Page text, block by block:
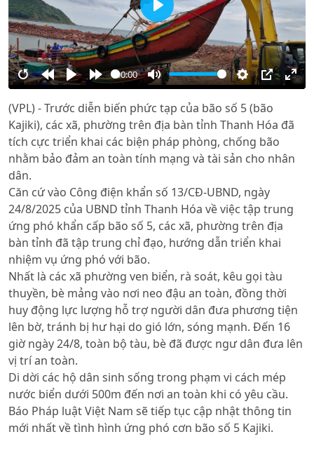
RestartRewind
10s
PlayForward
10s
00:00
Mute Settings
PIP
Play
(VPL) - Trước diễn biến phức tạp của bão số 5 (bão
Kajiki), các xã, phường trên địa bàn tỉnh Thanh Hóa đã
tích cực triển khai các biện pháp phòng, chống bão
nhằm bảo đảm an toàn tính mạng và tài sản cho nhân
dân.
Căn cứ vào Công điện khẩn số 13/CĐ-UBND, ngày
24/8/2025 của UBND tỉnh Thanh Hóa về việc tập trung
ứng phó khẩn cấp bão số 5, các xã, phường trên địa
bàn tỉnh đã tập trung chỉ đạo, hướng dẫn triển khai
nhiệm vụ ứng phó với bão.
Nhất là các xã phường ven biển, rà soát, kêu gọi tàu
thuyền, bè mảng vào nơi neo đậu an toàn, đồng thời
huy động lực lượng hỗ trợ người dân đưa phương tiện
lên bờ, tránh bị hư hại do gió lớn, sóng mạnh. Đến 16
giờ ngày 24/8, toàn bộ tàu, bè đã được ngư dân đưa lên
vị trí an toàn.
Di dời các hộ dân sinh sống trong phạm vi cách mép
nước biển dưới 500m đến nơi an toàn khi có yêu cầu.
Báo Pháp luật Việt Nam sẽ tiếp tục cập nhật thông tin
mới nhất về tình hình ứng phó cơn bão số 5 Kajiki.